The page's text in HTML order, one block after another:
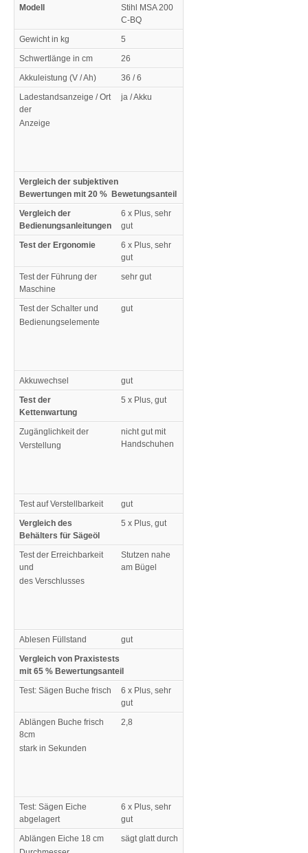
Modell
Stihl MSA 200
C-BQ
Gewicht in kg
5
Schwertlänge in cm
26
Akkuleistung (V / Ah)
36 / 6
Ladestandsanzeige / Ort
der
Anzeige
ja / Akku
Vergleich der subjektiven
Bewertungen mit 20 % Bewetungsanteil
Vergleich der
Bedienungsanleitungen
6 x Plus, sehr
gut
Test der Ergonomie
6 x Plus, sehr
gut
Test der Führung der
Maschine
sehr gut
Test der Schalter und
Bedienungselemente
gut
Akkuwechsel
gut
Test der
Kettenwartung
5 x Plus, gut
Zugänglichkeit der
Verstellung
nicht gut mit
Handschuhen
Test auf Verstellbarkeit
gut
Vergleich des
Behälters für Sägeöl
5 x Plus, gut
Test der Erreichbarkeit
und
des Verschlusses
Stutzen nahe
am Bügel
Ablesen Füllstand
gut
Vergleich von Praxistests
mit 65 % Bewertungsanteil
Test: Sägen Buche frisch
6 x Plus, sehr
gut
Ablängen Buche frisch
8cm
stark in Sekunden
2,8
Test: Sägen Eiche
abgelagert
6 x Plus, sehr
gut
Ablängen Eiche 18 cm
sägt glatt durch